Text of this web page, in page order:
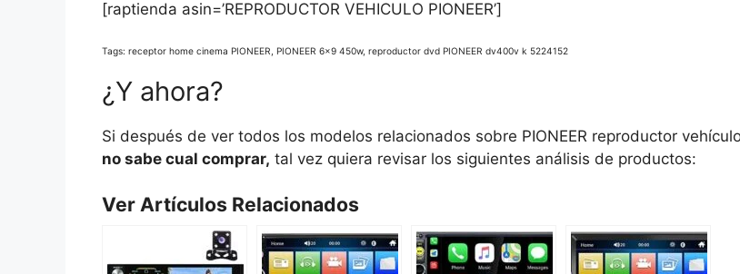
[raptienda asin=’REPRODUCTOR VEHICULO PIONEER’]
Tags: receptor home cinema PIONEER, PIONEER 6×9 450w, reproductor dvd PIONEER dv400v k 5224152
¿Y ahora?
Si después de ver todos los modelos relacionados sobre PIONEER reproductor
no sabe cual comprar, tal vez quiera revisar los siguientes análisis de productos:
Ver Artículos Relacionados